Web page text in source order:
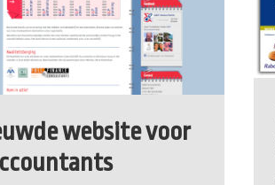
website voor